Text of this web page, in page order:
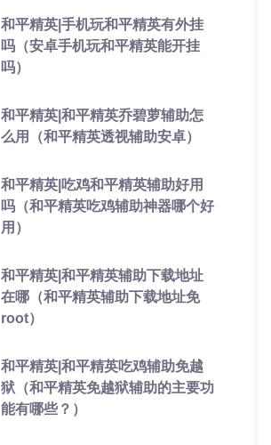
和平精英|手机玩和平精英有外挂
吗（安卓手机玩和平精英能开挂
吗）
和平精英|和平精英乔碧萝辅助怎
么用（和平精英透视辅助安卓）
和平精英|吃鸡和平精英辅助好用
吗（和平精英吃鸡辅助神器哪个好
用）
和平精英|和平精英辅助下载地址
在哪（和平精英辅助下载地址免
root）
和平精英|和平精英吃鸡辅助免越
狱（和平精英免越狱辅助的主要功
能有哪些？）